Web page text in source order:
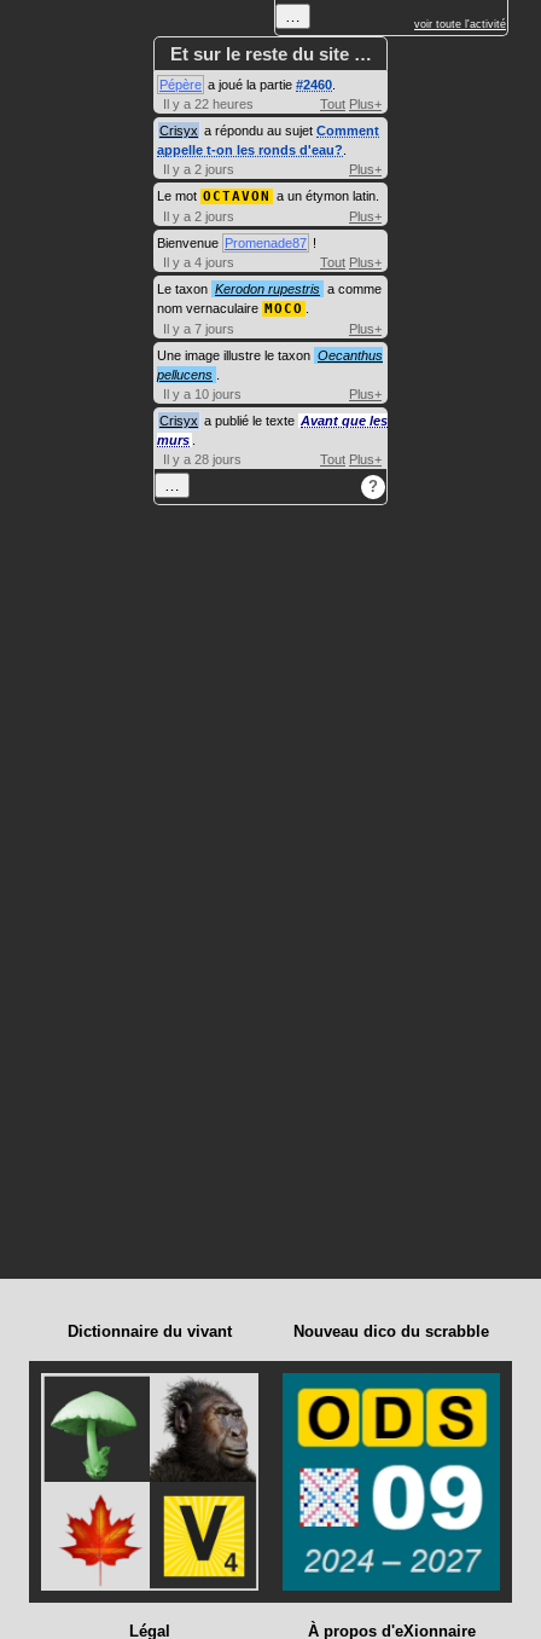
… voir toute l'activité
Et sur le reste du site …
Pépère a joué la partie #2460
Il y a 22 heures
Tout Plus+
Crisyx a répondu au sujet Comment
appelle t-on les ronds d'eau?
Il y a 2 jours
Plus+
Le mot OCTAVON
a un étymon latin.
Il y a 2 jours
Plus+
Bienvenue Promenade87 !
Il y a 4 jours
Tout Plus+
Le taxon Kerodon rupestris a comme
nom vernaculaire MOCO
Il y a 7 jours
Plus+
Une image illustre le taxon Oecanthus
pellucens
Il y a 10 jours
Plus+
Crisyx a publié le texte Avant que les
murs
Il y a 28 jours
Tout Plus+
… ?
Dictionnaire du vivant Nouveau dico du scrabble
Légal À propos d'eXionnaire